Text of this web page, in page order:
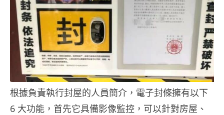
根據負責執行封屋的人員簡介，電子封條擁有以下
6 大功能，首先它具備影像監控，可以針對房屋、